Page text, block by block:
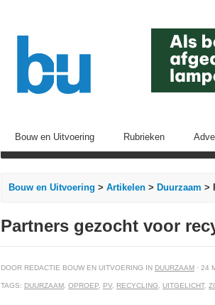
Bouw en Uitvoering Rubrieken
Bouw en Uitvoering > Artikelen > Duurzaam >
Partners gezocht voor
DOOR REDACTIE BOUW EN UITVOERING IN DUURZAAM · 24
TAGS: DUURZAAM OPROEP PV, RECYCLING UITGELICHT,